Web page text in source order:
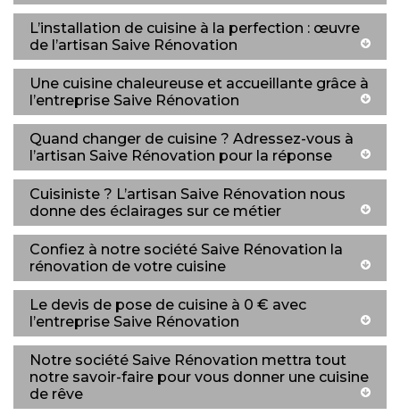
L’installation de cuisine à la perfection : œuvre
de l’artisan Saive Rénovation
Une cuisine chaleureuse et accueillante grâce à
l’entreprise Saive Rénovation
Quand changer de cuisine ? Adressez-vous à
l’artisan Saive Rénovation pour la réponse
Cuisiniste ? L’artisan Saive Rénovation nous
donne des éclairages sur ce métier
Confiez à notre société Saive Rénovation la
rénovation de votre cuisine
Le devis de pose de cuisine à 0 € avec
l’entreprise Saive Rénovation
Notre société Saive Rénovation mettra tout
notre savoir-faire pour vous donner une cuisine
de rêve